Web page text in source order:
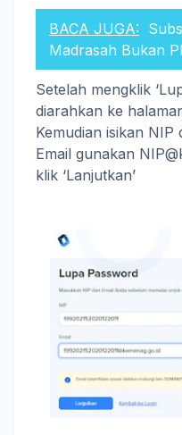
BACA JUGA:
Madrasah Bukan
Setelah mengklik
diarahkan ke
Kemudian isikan
Email gunakan
klik ‘Lanjutkan’